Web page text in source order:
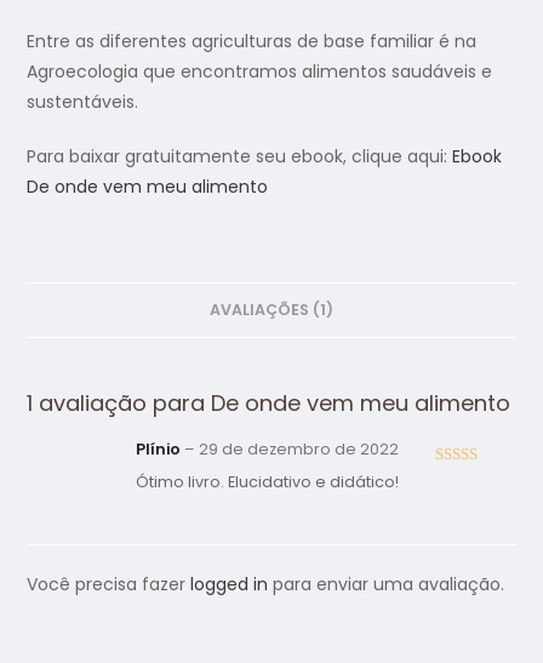
Entre as diferentes agriculturas de base familiar é na
Agroecologia que encontramos alimentos saudáveis e
sustentáveis.
Para baixar gratuitamente seu ebook, clique aqui:Ebook
De onde vem meu alimento
AVALIAÇÕES (1)
1 avaliação para De onde vem meu alimento
Plínio – 29 de dezembro de 2022
Ótimo livro. Elucidativo e didático!
Você precisa fazerlogged in para enviar uma avaliação.